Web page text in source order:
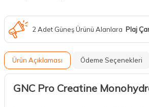
2 Adet Güneş Ürünü Alanlara Plaj
Ürün Açıklaması Ödeme Seçenekleri
GNC Pro Creatine